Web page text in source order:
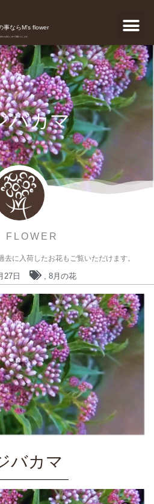
事ならM's flower
ちを真心こめて宅配いたします。
バカマ
FLOWER
去に入荷したお花もご覧いただけます。
27日 , 8月の花
バカマ